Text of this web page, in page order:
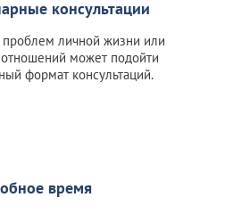
консультации
личной жизни или
может подойти
формат консультаций.
время